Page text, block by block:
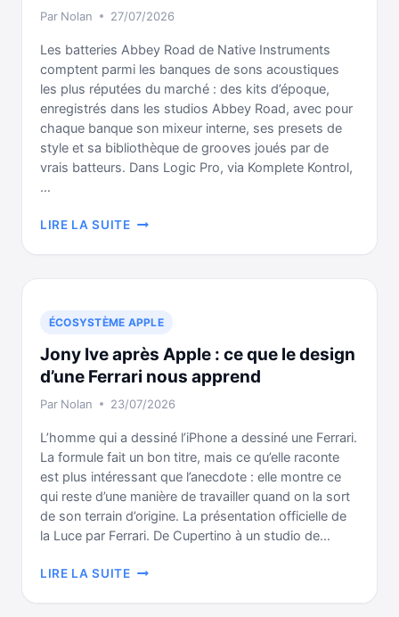
?
Par Nolan 27/07/2026
Les batteries Abbey Road de Native Instruments
comptent parmi les banques de sons acoustiques
les plus réputées du marché : des kits d’époque,
enregistrés dans les studios Abbey Road, avec pour
chaque banque son mixeur interne, ses presets de
style et sa bibliothèque de grooves joués par de
vrais batteurs. Dans Logic Pro, via Komplete Kontrol,
…
LIRE LA SUITEBANQUES
ROAD
DANS
5
FAÇONS
LES
ÉCOSYSTÈME APPLE
Jony Ive après Apple : ce que le design
d’une Ferrari nous apprend
Par Nolan 23/07/2026
L’homme qui a dessiné l’iPhone a dessiné une Ferrari.
La formule fait un bon titre, mais ce qu’elle raconte
est plus intéressant que l’anecdote : elle montre ce
qui reste d’une manière de travailler quand on la sort
de son terrain d’origine. La présentation officielle de
la Luce par Ferrari. De Cupertino à un studio de…
LIRE LA SUITEJONY
APRÈS